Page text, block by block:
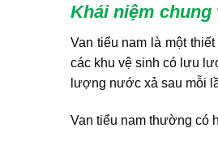
Khái niệm chung
Van tiểu nam là một
các khu vệ sinh có lưu
lượng nước xả sau mỗi
Van tiểu nam thường có